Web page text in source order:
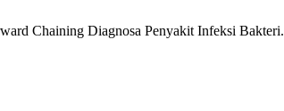
Chaining Diagnosa Penyakit Infeksi Bakteri.